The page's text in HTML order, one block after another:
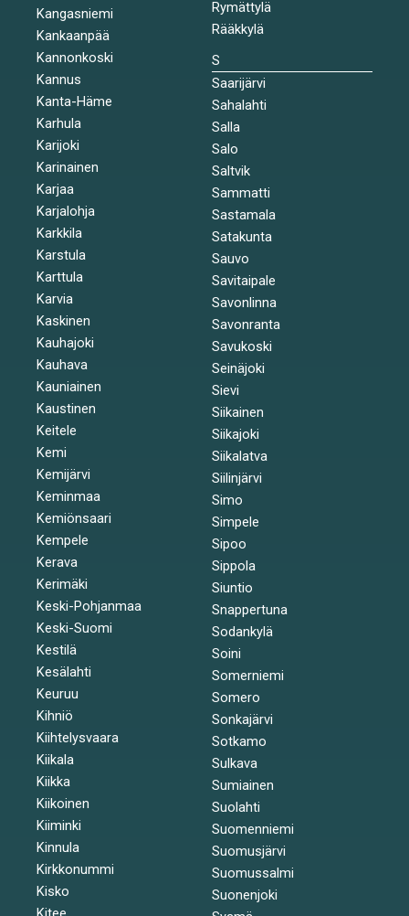
Kangasniemi
Kankaanpää
Kannonkoski
Kannus
Kanta-Häme
Karhula
Karijoki
Karinainen
Karjaa
Karjalohja
Karkkila
Karstula
Karttula
Karvia
Kaskinen
Kauhajoki
Kauhava
Kauniainen
Kaustinen
Keitele
Kemi
Kemijärvi
Keminmaa
Kemiönsaari
Kempele
Kerava
Kerimäki
Keski-Pohjanmaa
Keski-Suomi
Kestilä
Kesälahti
Keuruu
Kihniö
Kiihtelysvaara
Kiikala
Kiikka
Kiikoinen
Kiiminki
Kinnula
Kirkkonummi
Kisko
Rymättylä
Rääkkylä
S
Saarijärvi
Sahalahti
Salla
Salo
Saltvik
Sammatti
Sastamala
Satakunta
Sauvo
Savitaipale
Savonlinna
Savonranta
Savukoski
Seinäjoki
Sievi
Siikainen
Siikajoki
Siikalatva
Siilinjärvi
Simo
Simpele
Sipoo
Sippola
Siuntio
Snappertuna
Sodankylä
Soini
Somerniemi
Somero
Sonkajärvi
Sotkamo
Sulkava
Sumiainen
Suolahti
Suomenniemi
Suomusjärvi
Suomussalmi
Suonenjoki